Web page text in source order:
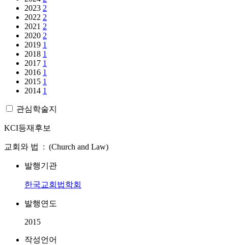
2023 2
2022 2
2021 2
2020 2
2019 1
2018 1
2017 1
2016 1
2015 1
2014 1
관심학술지
KCI등재후보
교회와 법 : (Church and Law)
발행기관
한국교회법학회
발행연도
2015
작성언어